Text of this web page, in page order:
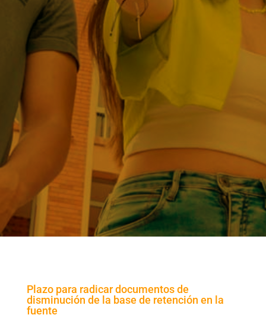
Plazo para radicar documentos de
disminución de la base de retención en la
fuente